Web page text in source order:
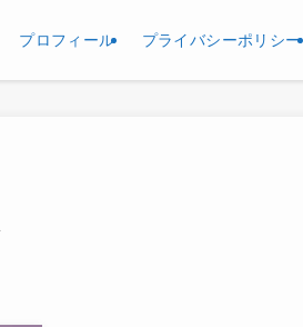
プロフィール プライバシーポリシー